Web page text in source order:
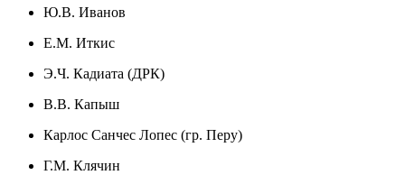
Ю.В. Иванов
Е.М. Иткис
Э.Ч. Кадиата (ДРК)
В.В. Капыш
Карлос Санчес Лопес (гр. Перу)
Г.М. Клячин